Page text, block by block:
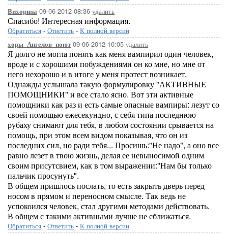
Вихорина 09-06-2012-08:36 удалить
Спасибо! Интересная информация.
Обратиться - Ответить - К полной версии
хоры_Ангелов_поют09-06-2012-10:05 удалить
Я долго не могла понять как меня вампирил один человек,
вроде и с хорошими побуждениями он ко мне, но мне от
него нехорошо и в итоге у меня протест возникает.
Однажды услышала такую формулировку "АКТИВНЫЕ
ПОМОЩНИКИ" и все стало ясно. Вот эти активные
помощники как раз и есть самые опасные вампиры: лезут со
своей помощью ежесекундно, с себя типа последнюю
рубаху снимают для тебя, в любом состоянии срывается на
помощь, при этом всем видом показывая, что он из
последних сил, но ради тебя... Просишь:"Не надо", а оно все
равно лезет в твою жизнь, делая ее невыносимой одним
своим присутсвием, как в том выражении:"Нам бы только
пальчик просунуть".
В общем пришлось послать, то есть закрыть дверь перед
носом в прямом и переносном смысле. Так ведь не
успокоился человек, стал другими методами действовать.
В общем с такими активными лучше не сближаться.
Обратиться - Ответить - К полной версии